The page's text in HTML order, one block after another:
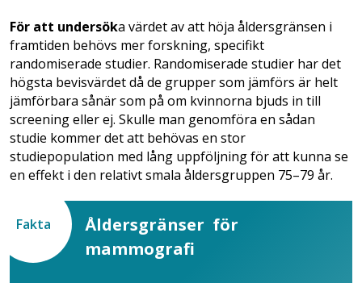
För att undersöka värdet av att höja åldersgränsen i
framtiden behövs mer forskning, specifikt
randomiserade studier. Randomiserade studier har det
högsta bevisvärdet då de grupper som jämförs är helt
jämförbara sånär som på om kvinnorna bjuds in till
screening eller ej. Skulle man genomföra en sådan
studie kommer det att behövas en stor
studiepopulation med lång uppföljning för att kunna se
en effekt i den relativt smala åldersgruppen 75–79 år.
Fakta
Åldersgränser ­ för
mammografi